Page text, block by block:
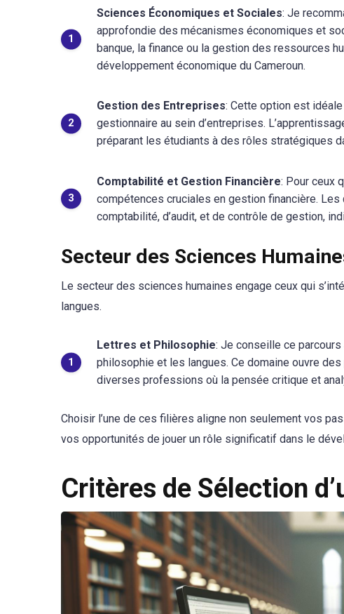
Sciences Économiques et Sociales: Je
approfondie des mécanismes économiques et
banque, la finance ou la gestion des ressources
développement économique du Cameroun.
Gestion des Entreprises: Cette option est
gestionnaire au sein d’entreprises.
préparant les étudiants à des rôles stratégiques
Comptabilité et Gestion Financière: Pour ceux
compétences cruciales en gestion financière.
comptabilité, d’audit, et de contrôle de gestion,
Secteur des Sciences
Le secteur des sciences humaines engage ceux qui
langues.
Lettres et Philosophie: Je conseille ce
philosophie et les langues. Ce domaine ouvre
diverses professions où la pensée critique et
Choisir l’une de ces filières aligne non seulement vos
vos opportunités de jouer un rôle significatif dans le
Critères de Sélection